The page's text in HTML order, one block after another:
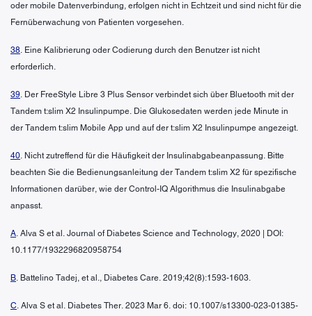
oder mobile Datenverbindung, erfolgen nicht in Echtzeit und sind nicht für die
Fernüberwachung von Patienten vorgesehen.
38. Eine Kalibrierung oder Codierung durch den Benutzer ist nicht
erforderlich.
39. Der FreeStyle Libre 3 Plus Sensor verbindet sich über Bluetooth mit der
Tandem t:slim X2 Insulinpumpe. Die Glukosedaten werden jede Minute in
der Tandem t:slim Mobile App und auf der t:slim X2 Insulinpumpe angezeigt.
40. Nicht zutreffend für die Häufigkeit der Insulinabgabeanpassung. Bitte
beachten Sie die Bedienungsanleitung der Tandem t:slim X2 für spezifische
Informationen darüber, wie der Control-IQ Algorithmus die Insulinabgabe
anpasst.
A. Alva S et al. Journal of Diabetes Science and Technology, 2020 | DOI:
10.1177/1932296820958754
B. Battelino Tadej, et al., Diabetes Care. 2019;42(8):1593-1603.
C. Alva S et al. Diabetes Ther. 2023 Mar 6. doi: 10.1007/s13300-023-01385-